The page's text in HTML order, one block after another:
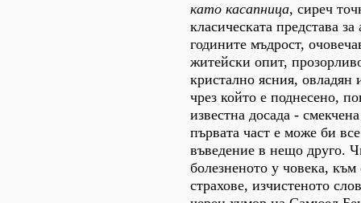
като касапница, сиреч
класическата представа
годините мъдрост,
житейски опит,
кристално ясния, овладян
чрез който е поднесено,
известна досада -
първата част е може би
въведение в нещо друго.
болезненото у човека, към
страхове, изчистеното